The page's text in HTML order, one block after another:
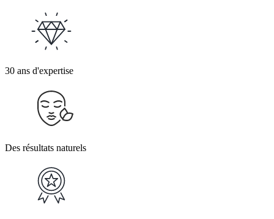
30 ans d'expertise
Des résultats naturels